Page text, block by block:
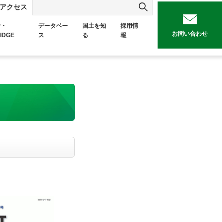
アクセス
データベー
ス
国土を知
る
採用情
報 お問い合わせ